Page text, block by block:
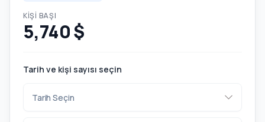
KIŞI BAŞI
5,740 $
Tarih ve kişi sayısı seçin